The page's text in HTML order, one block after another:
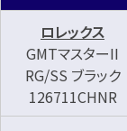
ロレックス
GMTマスターII
RG/SS ブラック
126711CHNR